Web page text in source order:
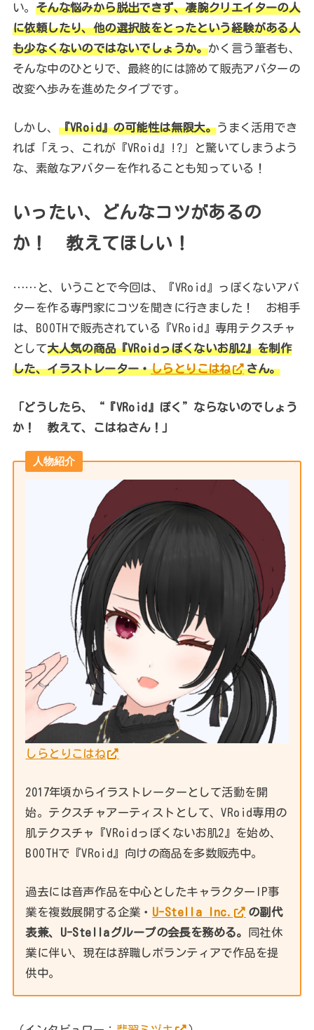
い。 そんな悩みから脱出できず、凄腕クリエイターの人
に依頼したり、他の選択肢をとったという経験がある人
も少なくないのではないでしょうか。かく言う筆者も、
そんな中のひとりで、最終的には諦めて販売アバターの
改変へ歩みを進めたタイプです。
しかし、 『VRoid』の可能性は無限大。うまく活用でき
れば「えっ、これが『VRoid』!?」と驚いてしまうよう
な、素敵なアバターを作れることも知っている！
いったい、どんなコツがあるの
か！ 教えてほしい！
……と、いうことで今回は、『VRoid』っぽくないアバ
ターを作る専門家にコツを聞きに行きました！ お相手
は、BOOTHで販売されている『VRoid』専用テクスチャ
として大人気の商品『VRoidっぽくないお肌2』を制作
した、イラストレーター・しらとりこはね さん。
「どうしたら、“『VRoid』ぽく”ならないのでしょう
か！ 教えて、こはねさん！」
人物紹介
しらとりこはね
2017年頃からイラストレーターとして活動を開
始。テクスチャアーティストとして、VRoid専用の
肌テクスチャ『VRoidっぽくないお肌2』を始め、
BOOTHで『VRoid』向けの商品を多数販売中。
過去には音声作品を中心としたキャラクターIP事
業を複数展開する企業・ U-Stella Inc.
の副代
表兼、U-Stellaグループの会長を務める。 同社休
業に伴い、現在は辞職しボランティアで作品を提
供中。